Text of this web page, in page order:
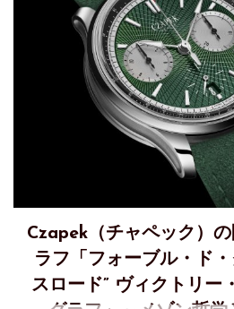
Czapek（チャペック）
ラフ「フォーブル・ド
スロード” ヴィクトリー